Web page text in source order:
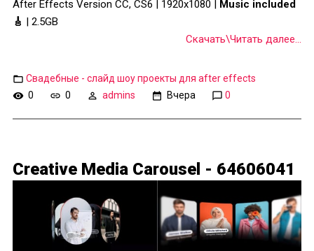
After Effects Version CC, CS6 | 1920x1080 | Music included
🎸 | 2.5GB
Скачать\Читать далее...
Свадебные - слайд шоу проекты для after effects
0
0 admins Вчера 0
Creative Media Carousel - 64606041